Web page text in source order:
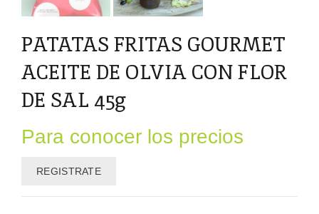
PATATAS FRITAS GOURMET
ACEITE DE OLVIA CON FLOR
DE SAL 45g
Para conocer los precios
REGISTRATE